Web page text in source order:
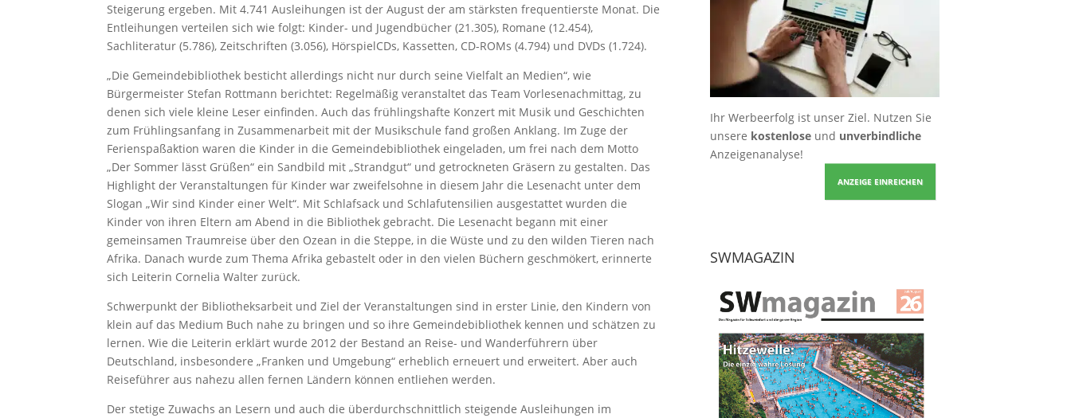
Steigerung ergeben. Mit 4.741 Ausleihungen ist der August der am stärksten frequentierste Monat. Die
Entleihungen verteilen sich wie folgt: Kinder- und Jugendbücher (21.305), Romane (12.454),
Sachliteratur (5.786), Zeitschriften (3.056), HörspielCDs, Kassetten, CD-ROMs (4.794) und DVDs (1.724).
„Die Gemeindebibliothek besticht allerdings nicht nur durch seine Vielfalt an Medien“, wie
Bürgermeister Stefan Rottmann berichtet: Regelmäßig veranstaltet das Team Vorlesenachmittag, zu
denen sich viele kleine Leser einfinden. Auch das frühlingshafte Konzert mit Musik und Geschichten
zum Frühlingsanfang in Zusammenarbeit mit der Musikschule fand großen Anklang. Im Zuge der
Ferienspaßaktion waren die Kinder in die Gemeindebibliothek eingeladen, um frei nach dem Motto
„Der Sommer lässt Grüßen“ ein Sandbild mit „Strandgut“ und getrockneten Gräsern zu gestalten. Das
Highlight der Veranstaltungen für Kinder war zweifelsohne in diesem Jahr die Lesenacht unter dem
Slogan „Wir sind Kinder einer Welt“. Mit Schlafsack und Schlafutensilien ausgestattet wurden die
Kinder von ihren Eltern am Abend in die Bibliothek gebracht. Die Lesenacht begann mit einer
gemeinsamen Traumreise über den Ozean in die Steppe, in die Wüste und zu den wilden Tieren nach
Afrika. Danach wurde zum Thema Afrika gebastelt oder in den vielen Büchern geschmökert, erinnerte
sich Leiterin Cornelia Walter zurück.
Schwerpunkt der Bibliotheksarbeit und Ziel der Veranstaltungen sind in erster Linie, den Kindern von
klein auf das Medium Buch nahe zu bringen und so ihre Gemeindebibliothek kennen und schätzen zu
lernen. Wie die Leiterin erklärt wurde 2012 der Bestand an Reise- und Wanderführern über
Deutschland, insbesondere „Franken und Umgebung“ erheblich erneuert und erweitert. Aber auch
Reiseführer aus nahezu allen fernen Ländern können entliehen werden.
Der stetige Zuwachs an Lesern und auch die überdurchschnittlich steigende Ausleihungen im
Ihr Werbeerfolg ist unser Ziel. Nutzen Sie
unsere kostenloseund unverbindliche
Anzeigenanalyse!
ANZEIGE EINREICHEN
SWMAGAZIN